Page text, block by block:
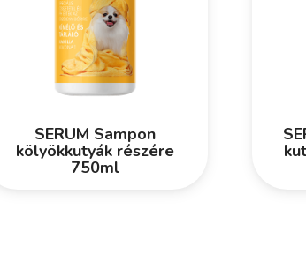
SERUM Sampon
kölyökkutyák részére
750ml